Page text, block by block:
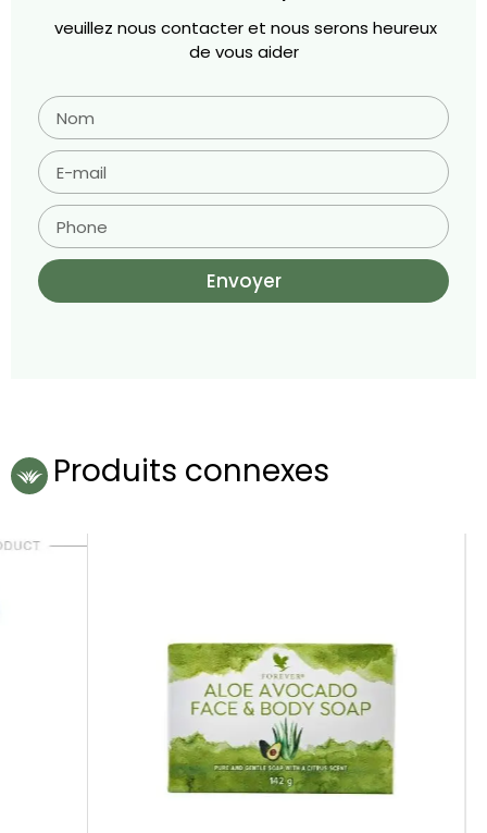
veuillez nous contacter et nous serons heureux
de vous aider
Envoyer
Produits connexes